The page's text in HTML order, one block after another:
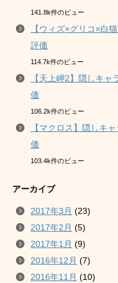
141.8k件のビュー
【ウィズ×グリコ×白
評価
114.7k件のビュー
【天上岬2】隠しキ
価
106.2k件のビュー
【マクロス】隠しキ
価
103.4k件のビュー
アーカイブ
2017年3月 (23)
2017年2月 (5)
2017年1月 (9)
2016年12月 (7)
2016年11月 (10)